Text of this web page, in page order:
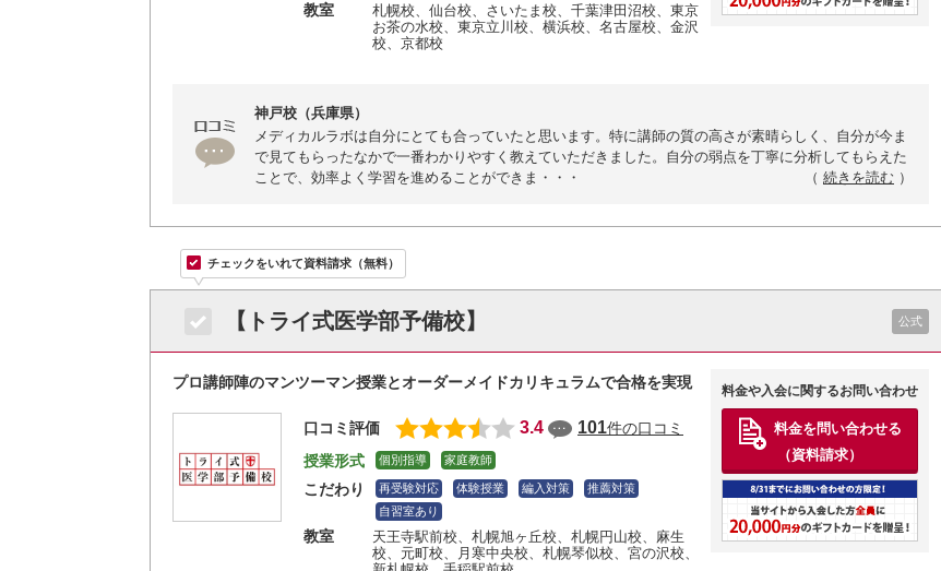
教室 札幌校、仙台校、さいたま校、千葉津田沼校、東京
お茶の水校、東京立川校、横浜校、名古屋校、金沢
校、京都校
神戸校（兵庫県）
メディカルラボは自分にとても合っていたと思います。特に講師の質の高さが素晴らしく、自分が今ま
で見てもらったなかで一番わかりやすく教えていただきました。自分の弱点を丁寧に分析してもらえた
ことで、効率よく学習を進めることができま・・・
（ 続きを読む ）
チェックをいれて資料請求（無料）
【トライ式医学部予備校】 公式
プロ講師陣のマンツーマン授業とオーダーメイドカリキュラムで合格を実現
口コミ評価 3.4 101件の口コミ
授業形式
個別指導 家庭教師
こだわり 再受験対応 体験授業 編入対策
推薦対策
自習室あり
教室 天王寺駅前校、札幌旭ヶ丘校、札幌円山校、麻生
校、元町校、月寒中央校、札幌琴似校、宮の沢校、
料金や入会に関するお問い合わせ
料金を問い合わせる
（資料請求）